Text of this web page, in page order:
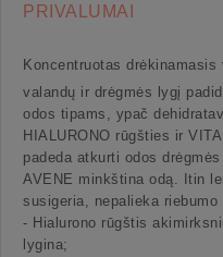
PRIVALUMAI
Koncentruotas
valandų ir drėgmės lygį
odos tipams, ypač
HIALURONO rūgšties ir
padeda atkurti odos
AVENE minkština odą. Itin
susigeria, nepalieka
- Hialurono rūgštis
lygina;